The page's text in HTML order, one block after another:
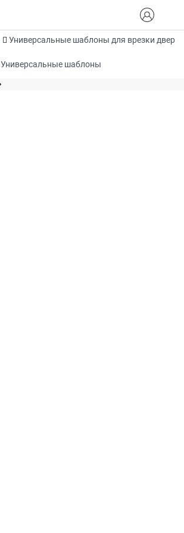
Универсальные шаблоны для врезки
Универсальные шаблоны